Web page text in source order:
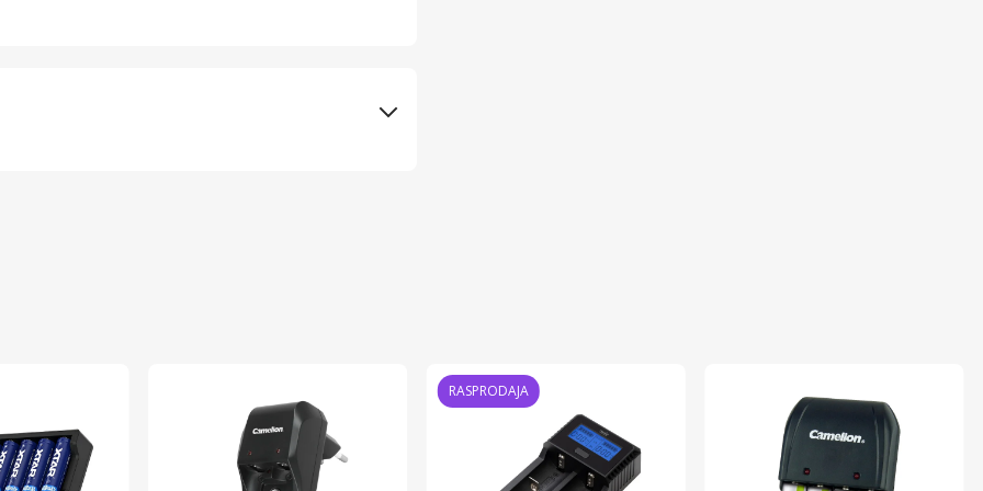
6952918320197
RASPRODAJA